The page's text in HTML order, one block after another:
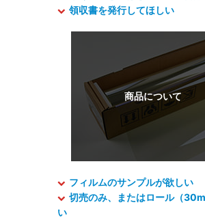
領収書を発行してほしい
フィルムのサンプルが欲しい
切売のみ、またはロール（
い